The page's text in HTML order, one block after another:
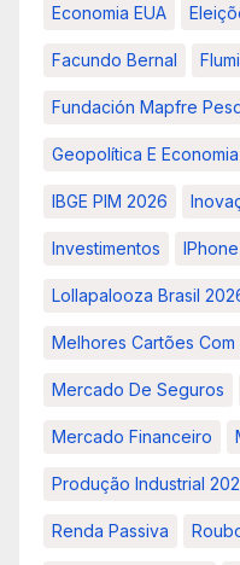
Economia EUA
Facundo Bernal
Fundación Mapfre
Geopolítica E Economia
IBGE PIM 2026
Investimentos IPhone
Lollapalooza Brasil
Melhores Cartões Com
Mercado De Seguros
Mercado Financeiro
Produção Industrial
Renda Passiva